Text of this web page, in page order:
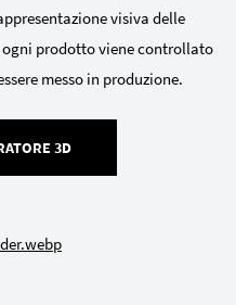
visiva delle
prodotto viene controllato
messo in produzione.
3D